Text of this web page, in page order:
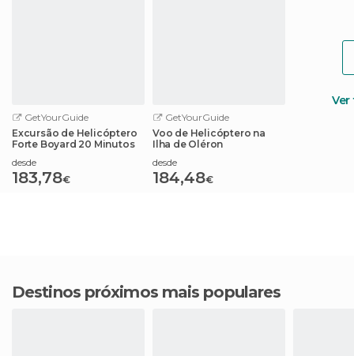
GetYourGuide
Excursão de Helicóptero
Forte Boyard 20 Minutos
desde
183,78€
GetYourGuide
Voo de Helicóptero na
Ilha de Oléron
desde
184,48€
Destinos próximos mais populares